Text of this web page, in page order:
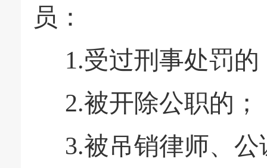
员：
1.受过刑事处罚的
2.被开除公职的；
3.被吊销律师、